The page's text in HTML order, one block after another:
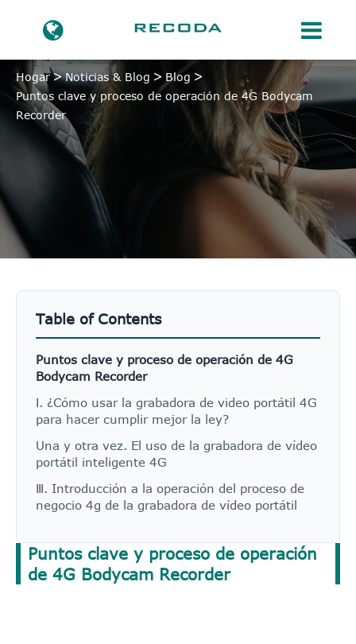
Hogar Noticias & Blog
Blog
Puntos clave y proceso de operación de 4G Bodycam
Recorder
Puntos clave y proceso de operación
de 4G Bodycam Recorder
Table of Contents
Puntos clave y proceso de operación de 4G
Bodycam Recorder
Ⅰ. ¿Cómo usar la grabadora de video portátil 4G
para hacer cumplir mejor la ley?
Una y otra vez. El uso de la grabadora de vídeo
portátil inteligente 4G
Ⅲ. Introducción a la operación del proceso de
negocio 4g de la grabadora de vídeo portátil